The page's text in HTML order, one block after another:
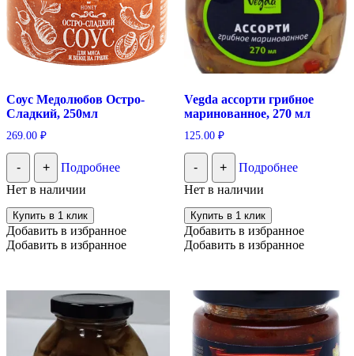
Соус Медолюбов Остро-
Сладкий, 250мл
269.00 ₽
- +
Подробнее
Нет в наличии
Купить в 1 клик
Добавить в избранное
Добавить в избранное
Vegda ассорти грибное
маринованное, 270 мл
125.00 ₽
- +
Подробнее
Нет в наличии
Купить в 1 клик
Добавить в избранное
Добавить в избранное